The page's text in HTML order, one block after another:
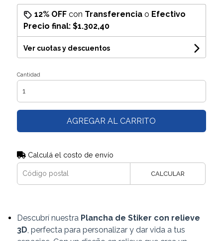
12% OFFcon Transferenciao Efectivo
Precio final: $1.302,40
Ver cuotas y descuentos
Cantidad
AGREGAR AL CARRITO
Calculá el costo de envío
CALCULAR
Descubrí nuestra Plancha de Stiker con relieve
3D , perfecta para personalizar y dar vida a tus